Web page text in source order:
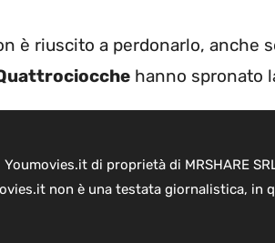
è riuscito a perdonarlo, anche
hanno spronato
Youmovies.it di proprietà di MRSHARE
non è una testata giornalistica, in